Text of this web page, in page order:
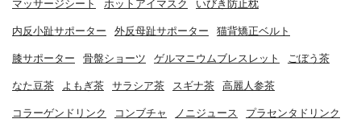
マッサージシート ホットアイマスク いびき防止枕
内反小趾サポーター 外反母趾サポーター 猫背矯正ベルト
膝サポーター 骨盤ショーツ ゲルマニウムブレスレット ごぼう茶
なた豆茶 よもぎ茶 サラシア茶 スギナ茶 高麗人参茶
コラーゲンドリンク コンブチャ ノニジュース プラセンタドリンク